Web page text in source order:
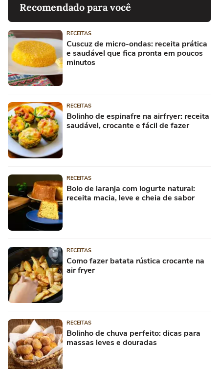
Recomendado para você
RECEITAS
Cuscuz de micro-ondas: receita prática
e saudável que fica pronta em poucos
minutos
RECEITAS
Bolinho de espinafre na airfryer: receita
saudável, crocante e fácil de fazer
RECEITAS
Bolo de laranja com iogurte natural:
receita macia, leve e cheia de sabor
RECEITAS
Como fazer batata rústica crocante na
air fryer
RECEITAS
Bolinho de chuva perfeito: dicas para
massas leves e douradas